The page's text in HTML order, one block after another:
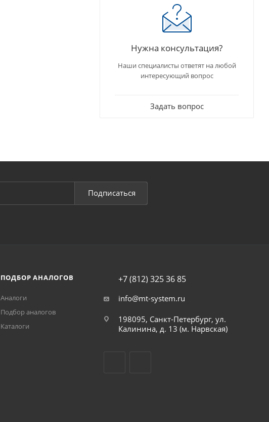
Нужна консультация?
Наши специалисты ответят на любой
интересующий вопрос
Задать вопрос
Подписаться
ПОДБОР АНАЛОГОВ
Аналоги
Подбор аналогов
Каталоги
+7 (812) 325 36 85
info@mt-system.ru
198095, Санкт-Петербург, ул.
Калинина, д. 13 (м. Нарвская)